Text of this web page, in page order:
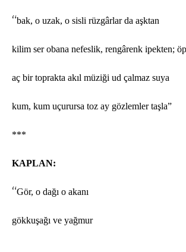
“bak, o uzak, o sisli rüzgârlar da aşktan
kilim ser obana nefeslik, rengârenk ipekten; ö
aç bir toprakta akıl müziği ud çalmaz suya
kum, kum uçurursa toz ay gözlemler taşla”
***
KAPLAN:
“Gör, o dağı o akanı
gökkuşağı ve yağmur